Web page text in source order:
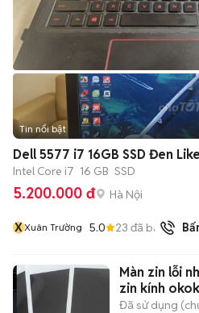
Tin nổi bật
Dell 5577 i7 16GB SSD Đen
Intel Core i7 16 GB SSD
5.200.000 đ Hà Nội
XXuân Trường 5.0 23 đã bán
Màn zin lỗi
zin kính okok
Đã sử dụng